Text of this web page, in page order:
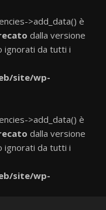
>add_data() è
dalla versione
ignorati da tutti i
site/wp-
>add_data() è
dalla versione
ignorati da tutti i
site/wp-